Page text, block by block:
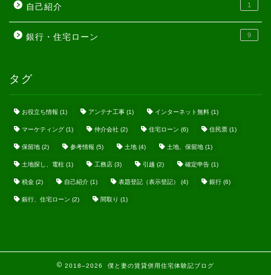
自己紹介 1
銀行・住宅ローン 9
タグ
お役立ち情報 (1) アンテナ工事 (1) インターネット無料 (1)
マーケティング (1) 仲介会社 (2) 住宅ローン (6) 住民票 (1)
保留地 (2) 参考情報 (5) 土地 (4) 土地、保留地 (1)
土地探し、電柱 (1) 工務店 (3) 引越 (2) 確定申告 (1)
税金 (2) 自己紹介 (1) 表題登記（表示登記） (4) 銀行 (6)
銀行、住宅ローン (2) 間取り (1)
2018–2026 僕と妻の賃貸併用住宅体験記ブログ